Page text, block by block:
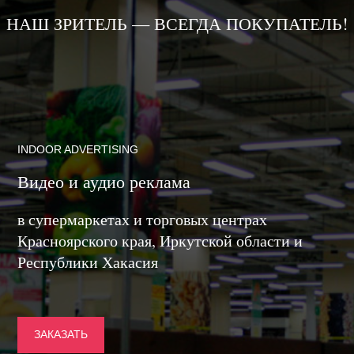
НАШ ЗРИТЕЛЬ — ВСЕГДА ПОКУПАТЕЛЬ!
INDOOR ADVERTISING
Видео и аудио реклама
в супермаркетах и торговых центрах
Красноярского края, Иркутской области и
Республики Хакасия
ЗАКАЗАТЬ